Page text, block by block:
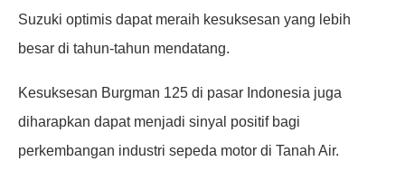
Suzuki optimis dapat meraih kesuksesan yang lebih
besar di tahun-tahun mendatang.
Kesuksesan Burgman 125 di pasar Indonesia juga
diharapkan dapat menjadi sinyal positif bagi
perkembangan industri sepeda motor di Tanah Air.